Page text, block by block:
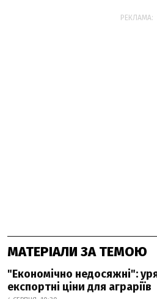
РЕКЛАМА:
МАТЕРІАЛИ ЗА ТЕМОЮ
"Економічно недосяжні":
експортні ціни для аграріїв